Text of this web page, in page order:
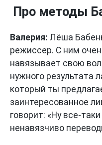
Про методы
Валерия: Лёша
режиссер. С ним
навязывает свою
нужного результата
который ты
заинтересованное
говорит: «Ну все-
ненавязчиво